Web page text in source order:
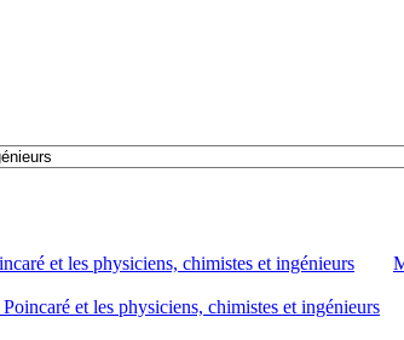
et les physiciens, chimistes et ingénieurs
et les physiciens, chimistes et ingénieurs